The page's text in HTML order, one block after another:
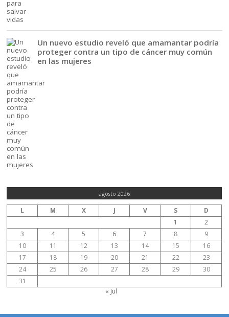
Un nuevo estudio reveló que amamantar podría
proteger contra un tipo de cáncer muy común
en las mujeres
agosto 2026
L M X J V S
D
1
2
3
4 5 6 7 8
9
10
11 12 13 14 15
16
17
18 19 20 21 22
23
24
25 26 27 28 29
30
31
« Jul